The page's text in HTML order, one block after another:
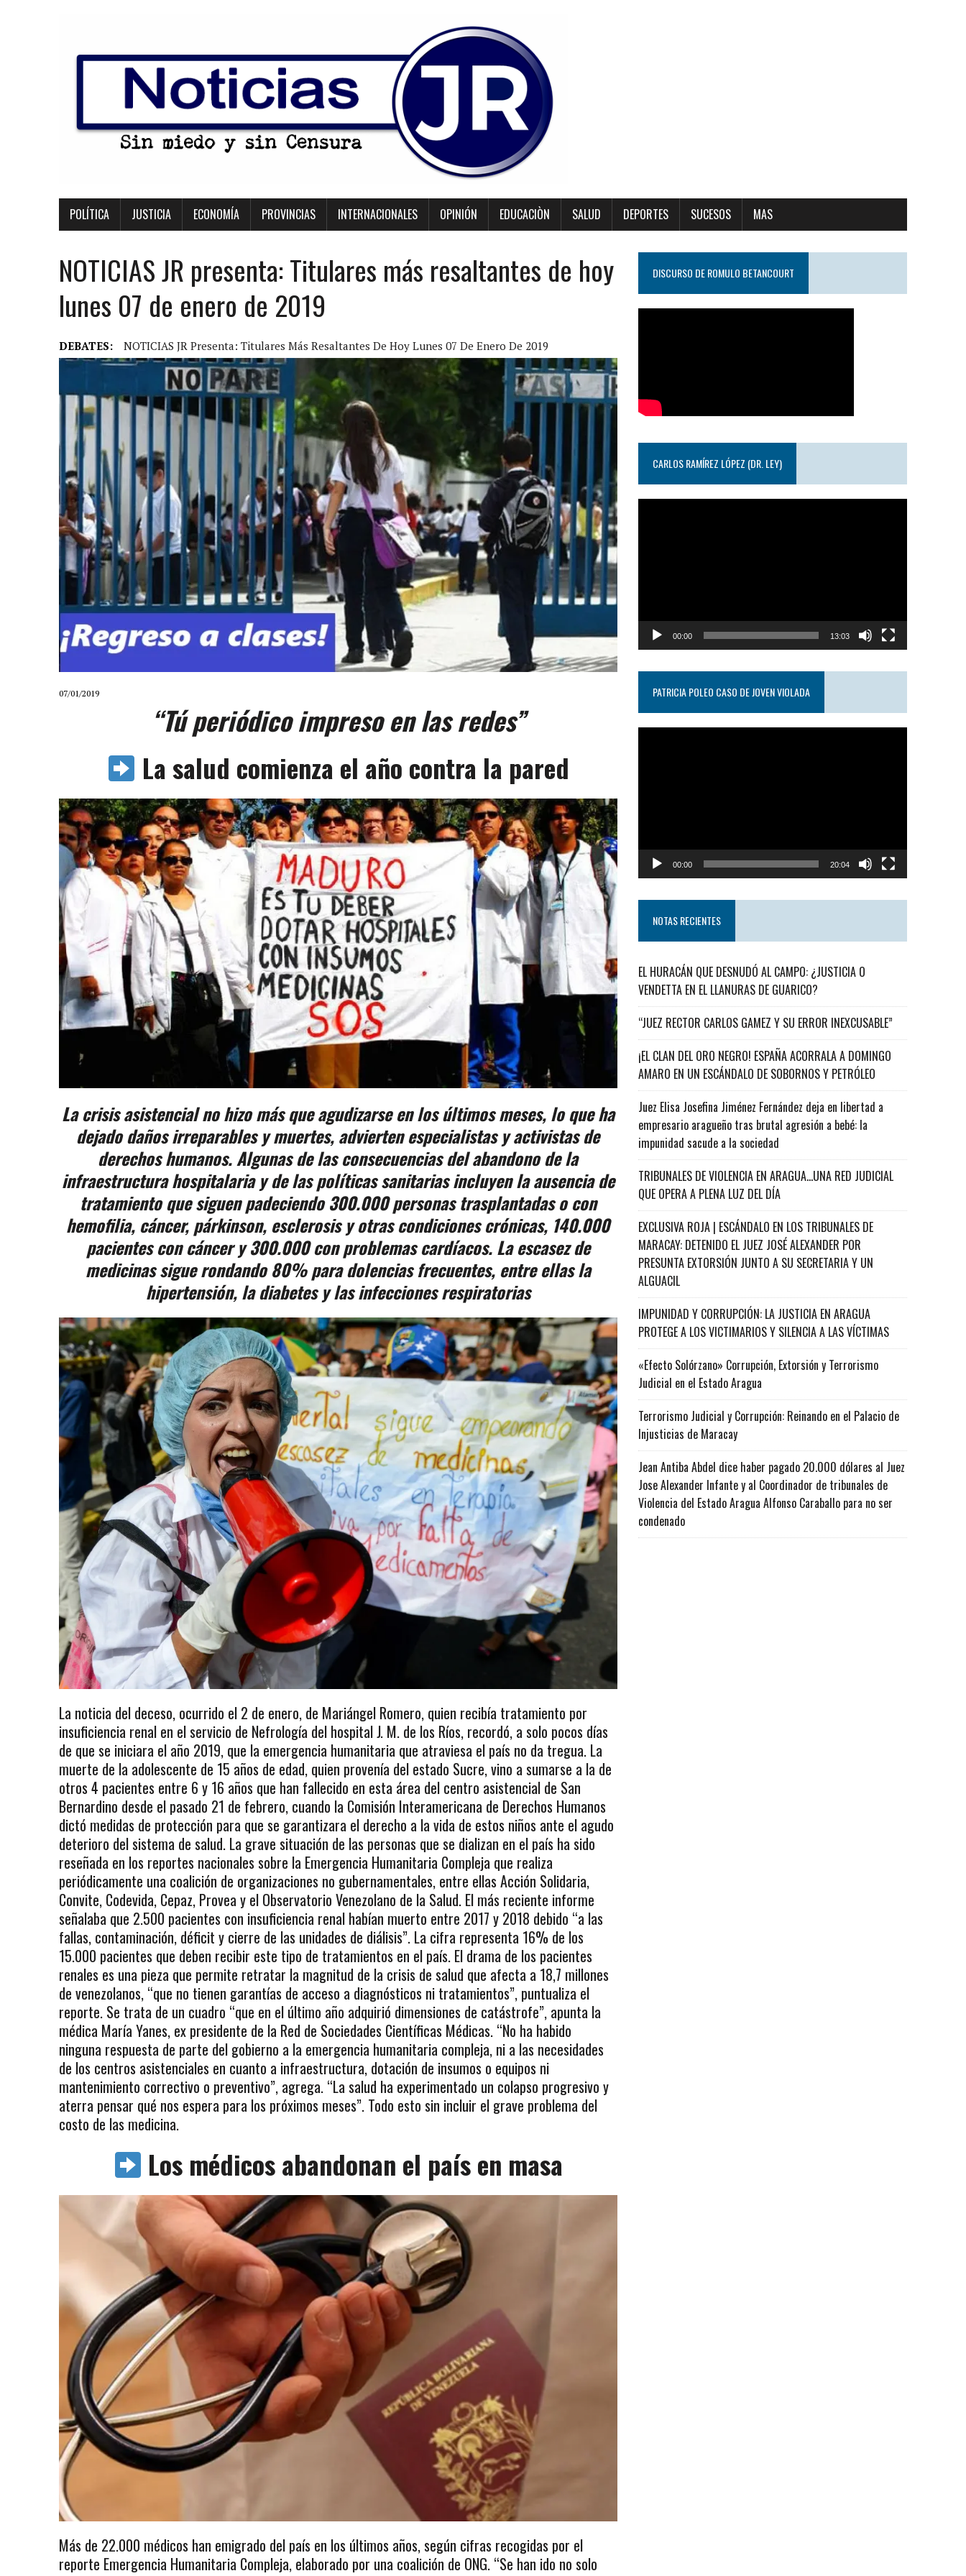
POLÍTICA JUSTICIA ECONOMÍA PROVINCIAS INTERNACIONALES OPINIÓN EDUCACIÒN SALUD DEPORTES SUCESOS MAS
NOTICIAS JR presenta: Titulares más resaltantes de hoy
lunes 07 de enero de 2019
DEBATES: NOTICIAS JR Presenta: Titulares Más Resaltantes De Hoy Lunes 07 De Enero De 2019
07/01/2019
“Tú periódico impreso en las redes”
La salud comienza el año contra la pared
La crisis asistencial no hizo más que agudizarse en los últimos meses, lo que ha
dejado daños irreparables y muertes, advierten especialistas y activistas de
derechos humanos. Algunas de las consecuencias del abandono de la
infraestructura hospitalaria y de las políticas sanitarias incluyen la ausencia de
tratamiento que siguen padeciendo 300.000 personas trasplantadas o con
hemofilia, cáncer, párkinson, esclerosis y otras condiciones crónicas, 140.000
pacientes con cáncer y 300.000 con problemas cardíacos. La escasez de
medicinas sigue rondando 80% para dolencias frecuentes, entre ellas la
hipertensión, la diabetes y las infecciones respiratorias
La noticia del deceso, ocurrido el 2 de enero, de Mariángel Romero, quien recibía tratamiento por
insuficiencia renal en el servicio de Nefrología del hospital J. M. de los Ríos, recordó, a solo pocos días
de que se iniciara el año 2019, que la emergencia humanitaria que atraviesa el país no da tregua. La
muerte de la adolescente de 15 años de edad, quien provenía del estado Sucre, vino a sumarse a la de
otros 4 pacientes entre 6 y 16 años que han fallecido en esta área del centro asistencial de San
Bernardino desde el pasado 21 de febrero, cuando la Comisión Interamericana de Derechos Humanos
dictó medidas de protección para que se garantizara el derecho a la vida de estos niños ante el agudo
deterioro del sistema de salud. La grave situación de las personas que se dializan en el país ha sido
reseñada en los reportes nacionales sobre la Emergencia Humanitaria Compleja que realiza
periódicamente una coalición de organizaciones no gubernamentales, entre ellas Acción Solidaria,
Convite, Codevida, Cepaz, Provea y el Observatorio Venezolano de la Salud. El más reciente informe
señalaba que 2.500 pacientes con insuficiencia renal habían muerto entre 2017 y 2018 debido “a las
fallas, contaminación, déficit y cierre de las unidades de diálisis”. La cifra representa 16% de los
15.000 pacientes que deben recibir este tipo de tratamientos en el país. El drama de los pacientes
renales es una pieza que permite retratar la magnitud de la crisis de salud que afecta a 18,7 millones
de venezolanos, “que no tienen garantías de acceso a diagnósticos ni tratamientos”, puntualiza el
reporte. Se trata de un cuadro “que en el último año adquirió dimensiones de catástrofe”, apunta la
médica María Yanes, ex presidente de la Red de Sociedades Científicas Médicas. “No ha habido
ninguna respuesta de parte del gobierno a la emergencia humanitaria compleja, ni a las necesidades
de los centros asistenciales en cuanto a infraestructura, dotación de insumos o equipos ni
mantenimiento correctivo o preventivo”, agrega. “La salud ha experimentado un colapso progresivo y
aterra pensar qué nos espera para los próximos meses”. Todo esto sin incluir el grave problema del
costo de las medicina.
Los médicos abandonan el país en masa
Más de 22.000 médicos han emigrado del país en los últimos años, según cifras recogidas por el
reporte Emergencia Humanitaria Compleja, elaborado por una coalición de ONG. “Se han ido no solo
DISCURSO DE ROMULO BETANCOURT
CARLOS RAMÍREZ LÓPEZ (DR. LEY)
00:00 13:03
PATRICIA POLEO CASO DE JOVEN VIOLADA
00:00 20:04
NOTAS RECIENTES
EL HURACÁN QUE DESNUDÓ AL CAMPO: ¿JUSTICIA O
VENDETTA EN EL LLANURAS DE GUARICO?
“JUEZ RECTOR CARLOS GAMEZ Y SU ERROR INEXCUSABLE”
¡EL CLAN DEL ORO NEGRO! ESPAÑA ACORRALA A DOMINGO
AMARO EN UN ESCÁNDALO DE SOBORNOS Y PETRÓLEO
Juez Elisa Josefina Jiménez Fernández deja en libertad a
empresario aragueño tras brutal agresión a bebé: la
impunidad sacude a la sociedad
TRIBUNALES DE VIOLENCIA EN ARAGUA…UNA RED JUDICIAL
QUE OPERA A PLENA LUZ DEL DÍA
EXCLUSIVA ROJA | ESCÁNDALO EN LOS TRIBUNALES DE
MARACAY: DETENIDO EL JUEZ JOSÉ ALEXANDER POR
PRESUNTA EXTORSIÓN JUNTO A SU SECRETARIA Y UN
ALGUACIL
IMPUNIDAD Y CORRUPCIÓN: LA JUSTICIA EN ARAGUA
PROTEGE A LOS VICTIMARIOS Y SILENCIA A LAS VÍCTIMAS
«Efecto Solórzano» Corrupción, Extorsión y Terrorismo
Judicial en el Estado Aragua
Terrorismo Judicial y Corrupción: Reinando en el Palacio de
Injusticias de Maracay
Jean Antiba Abdel dice haber pagado 20.000 dólares al Juez
Jose Alexander Infante y al Coordinador de tribunales de
Violencia del Estado Aragua Alfonso Caraballo para no ser
condenado